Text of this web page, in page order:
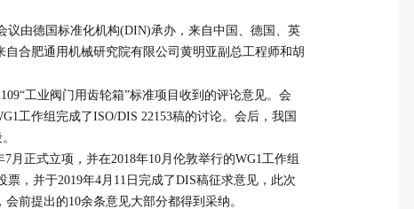
议由德国标准化机构(DIN)承办，来自中国、德国、英
合肥通用机械研究院有限公司黄明亚副总工程师和胡
工业阀门用齿轮箱”标准项目收到的评论意见。会
工作组完成了ISO/DIS 22153稿的讨论。会后，我国
正式立项，并在2018年10月伦敦举行的WG1工作组
票，并于2019年4月 11 日完成了DIS稿征求意见，此次
会前提出的10余条意见大部分都得到采纳。